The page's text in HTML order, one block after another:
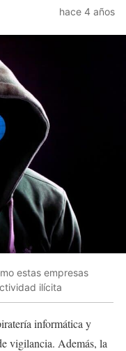
hace 4 años
estas empresas
ilícita
informática y
vigilancia. Además, la